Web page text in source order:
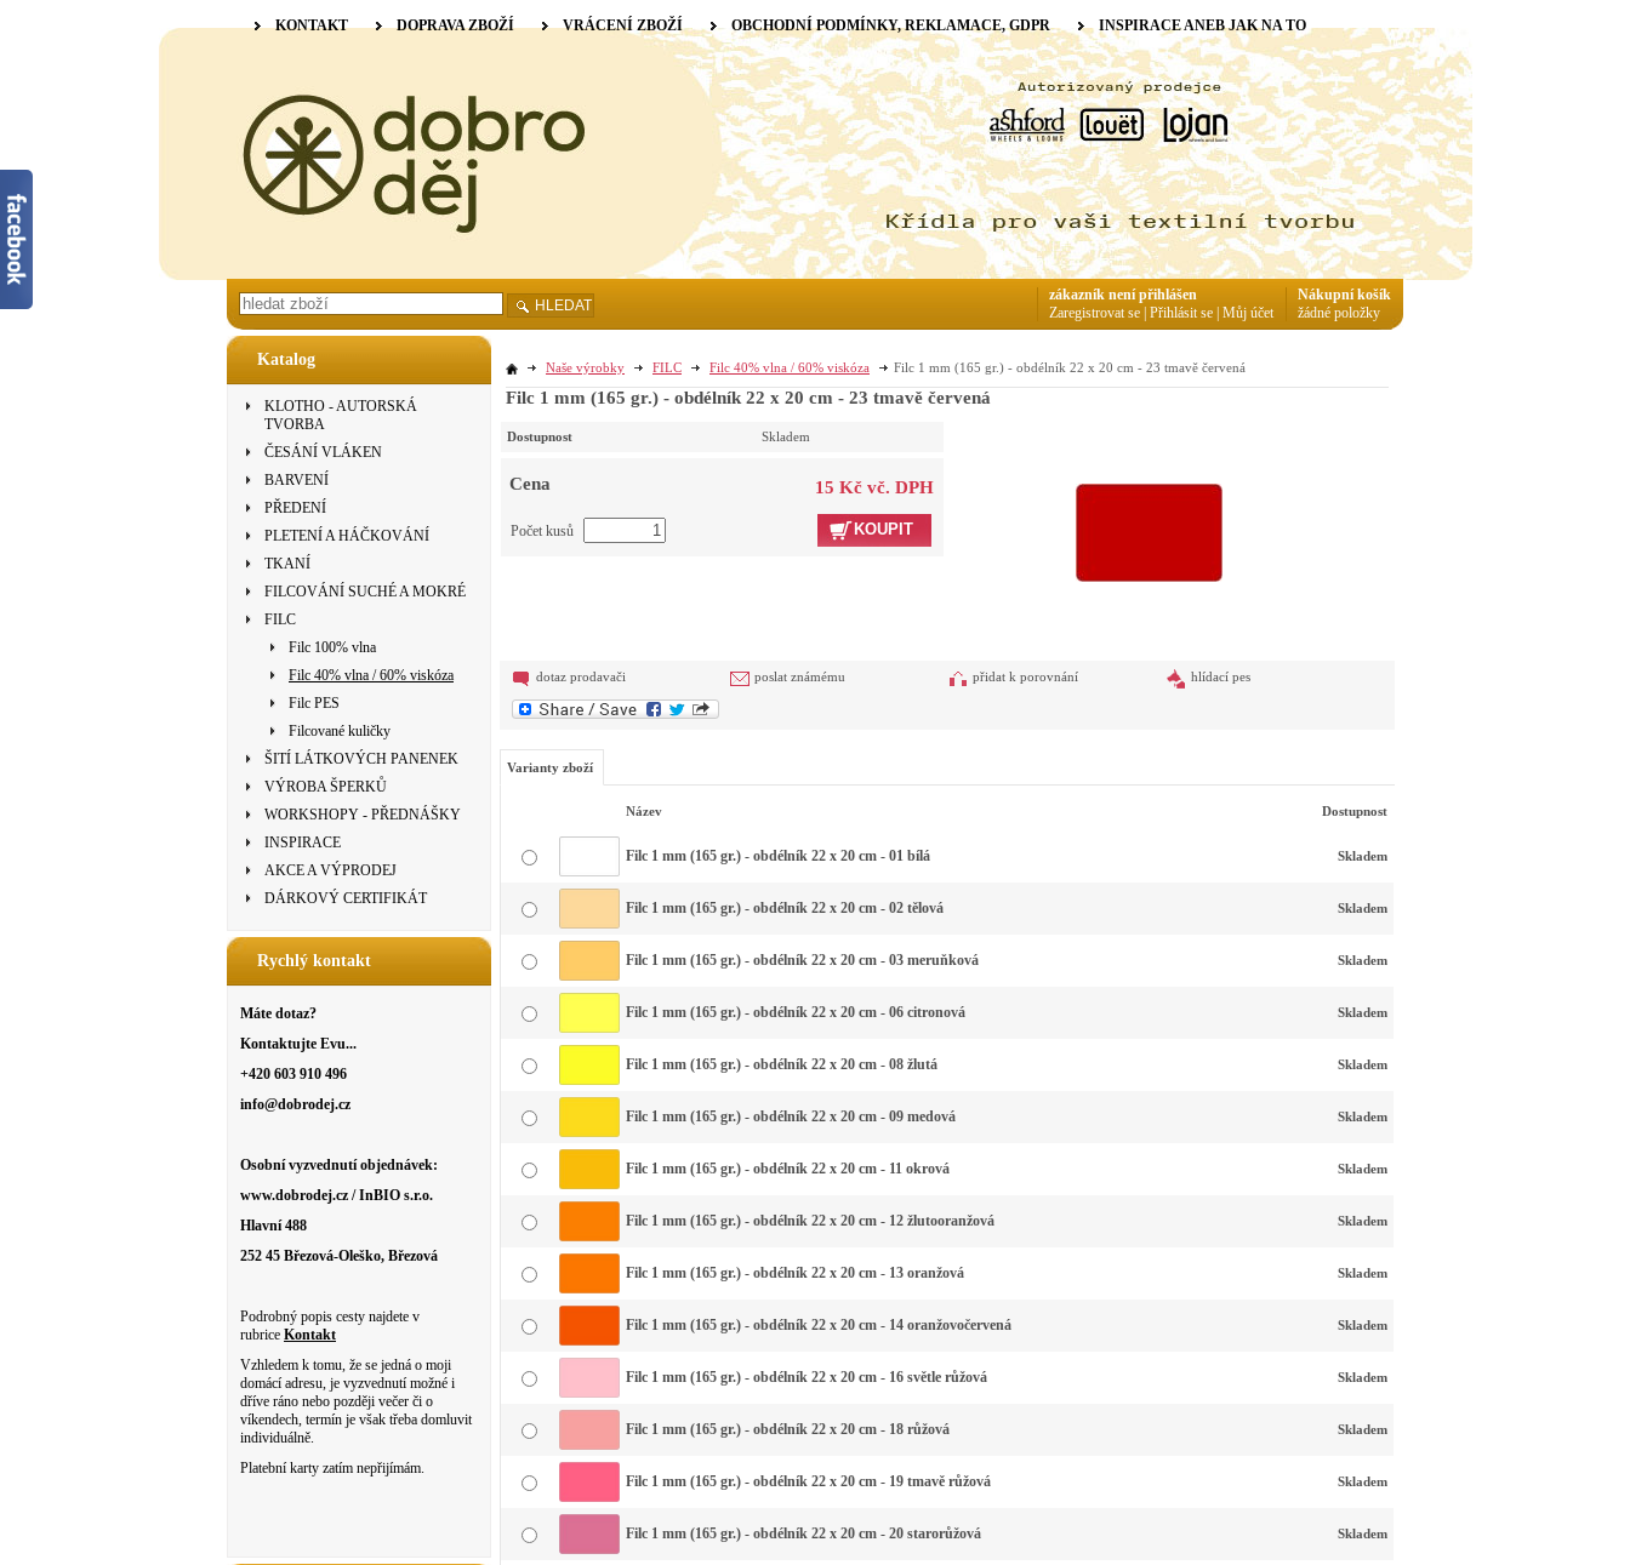
Katalog
KLOTHO - AUTORSKÁ
TVORBA
ČESÁNÍ VLÁKEN
BARVENÍ
PŘEDENÍ
PLETENÍ A HÁČKOVÁNÍ
TKANÍ
FILCOVÁNÍ SUCHÉ A MOKRÉ
FILC
Filc 100% vlna
Filc 40% vlna / 60% viskóza
Filc PES
Filcované kuličky
ŠITÍ LÁTKOVÝCH PANENEK
VÝROBA ŠPERKŮ
WORKSHOPY - PŘEDNÁŠKY
INSPIRACE
AKCE A VÝPRODEJ
DÁRKOVÝ CERTIFIKÁT
Rychlý kontakt
Máte dotaz?
Kontaktujte Evu...
+420 603 910 496
info@dobrodej.cz
Osobní vyzvednutí objednávek:
www.dobrodej.cz / InBIO s.r.o.
Hlavní 488
252 45 Březová-Oleško, Březová
Podrobný popis cesty najdete v
rubrice Kontakt
Vzhledem k tomu, že se jedná o moji
domácí adresu, je vyzvednutí možné i
dříve ráno nebo později večer či o
víkendech, termín je však třeba domluvit
individuálně.
Platební karty zatím nepřijímám.
Naše výrobky FILC Filc 40% vlna / 60% viskóza Filc 1 mm (165 gr.) - obdélník 22 x 20 cm - 23 tmavě červená
Filc 1 mm (165 gr.) - obdélník 22 x 20 cm - 23 tmavě červená
Dostupnost Skladem
Cena 15 Kč vč. DPH
KOUPIT
Počet kusů
dotaz prodavači poslat známému přidat k porovnání hlídací pes
Varianty zboží
Název Dostupnost
Filc 1 mm (165 gr.) - obdélník 22 x 20 cm - 01 bílá Skladem
Filc 1 mm (165 gr.) - obdélník 22 x 20 cm - 02 tělová Skladem
Filc 1 mm (165 gr.) - obdélník 22 x 20 cm - 03 meruňková Skladem
Filc 1 mm (165 gr.) - obdélník 22 x 20 cm - 06 citronová Skladem
Filc 1 mm (165 gr.) - obdélník 22 x 20 cm - 08 žlutá Skladem
Filc 1 mm (165 gr.) - obdélník 22 x 20 cm - 09 medová Skladem
Filc 1 mm (165 gr.) - obdélník 22 x 20 cm - 11 okrová Skladem
Filc 1 mm (165 gr.) - obdélník 22 x 20 cm - 12 žlutooranžová Skladem
Filc 1 mm (165 gr.) - obdélník 22 x 20 cm - 13 oranžová Skladem
Filc 1 mm (165 gr.) - obdélník 22 x 20 cm - 14 oranžovočervená Skladem
Filc 1 mm (165 gr.) - obdélník 22 x 20 cm - 16 světle růžová Skladem
Filc 1 mm (165 gr.) - obdélník 22 x 20 cm - 18 růžová Skladem
Filc 1 mm (165 gr.) - obdélník 22 x 20 cm - 19 tmavě růžová Skladem
Filc 1 mm (165 gr.) - obdélník 22 x 20 cm - 20 starorůžová Skladem
KONTAKT DOPRAVA ZBOŽÍ VRÁCENÍ ZBOŽÍ OBCHODNÍ PODMÍNKY, REKLAMACE, GDPR INSPIRACE ANEB JAK NA TO
HLEDAT
Nákupní košík
žádné položky
zákazník není přihlášen
Zaregistrovat se Přihlásit se Můj účet